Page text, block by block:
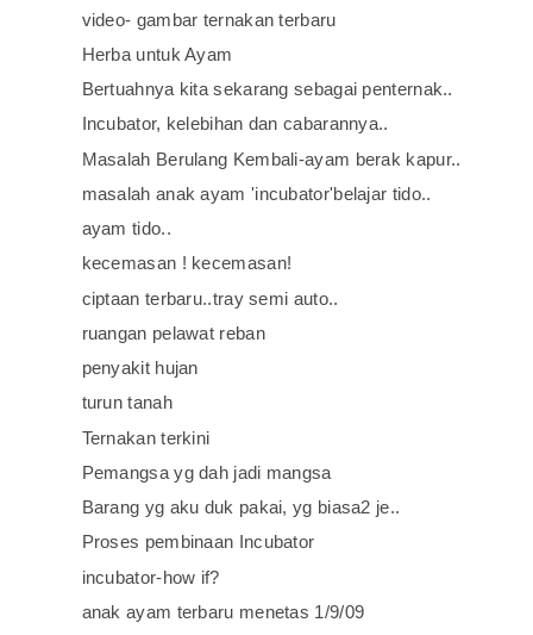
video- gambar ternakan terbaru
Herba untuk Ayam
Bertuahnya kita sekarang sebagai penternak..
Incubator, kelebihan dan cabarannya..
Masalah Berulang Kembali-ayam berak kapur..
masalah anak ayam 'incubator'belajar tido..
ayam tido..
kecemasan ! kecemasan!
ciptaan terbaru..tray semi auto..
ruangan pelawat reban
penyakit hujan
turun tanah
Ternakan terkini
Pemangsa yg dah jadi mangsa
Barang yg aku duk pakai, yg biasa2 je..
Proses pembinaan Incubator
incubator-how if?
anak ayam terbaru menetas 1/9/09